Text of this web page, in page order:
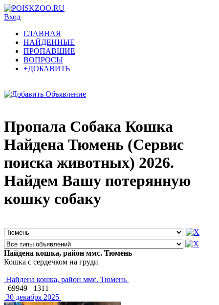
Вход
ГЛАВНАЯ
НАЙДЕННЫЕ
ПРОПАВШИЕ
ВОПРОСЫ
+ДОБАВИТЬ
Пропала Собака Кошка
Найдена Тюмень (Сервис
поиска животных) 2026.
Найдем Вашу потерянную
кошку собаку
Найдена кошка, район ммс. Тюмень
Кошка с сердечком на груди
Найдена кошка, район ммс. Тюмень
69949
1311
30 декабря 2025